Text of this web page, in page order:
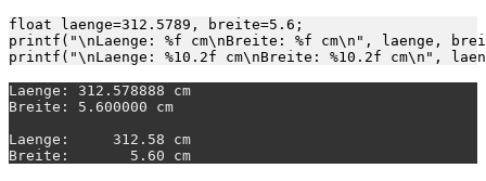
float laenge=312.5789, breite=5.6;
printf("\nLaenge: %f cm\nBreite: %f cm\n", laenge,
Laenge: 312.578888 cm
Breite: 5.600000 cm
Laenge:     312.58 cm